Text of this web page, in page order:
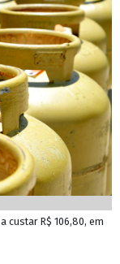
custar R$ 106,80, em